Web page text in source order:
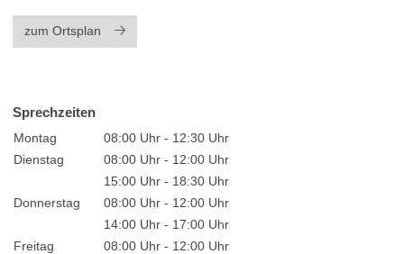
zum Ortsplan
Sprechzeiten
Montag
08:00 Uhr - 12:30 Uhr
Dienstag
08:00 Uhr - 12:00 Uhr
15:00 Uhr - 18:30 Uhr
Donnerstag
08:00 Uhr - 12:00 Uhr
14:00 Uhr - 17:00 Uhr
Freitag
08:00 Uhr - 12:00 Uhr